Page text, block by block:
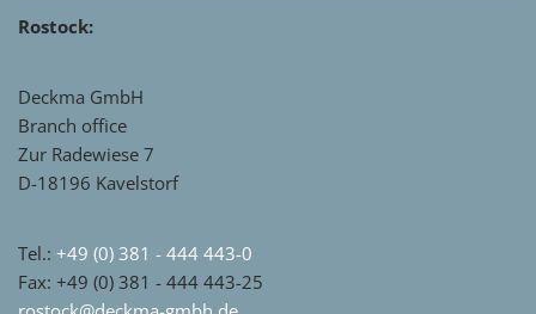
Rostock:
Deckma GmbH
Branch office
Zur Radewiese 7
D-18196 Kavelstorf
Tel.: +49 (0) 381 - 444 443-0
Fax: +49 (0) 381 - 444 443-25